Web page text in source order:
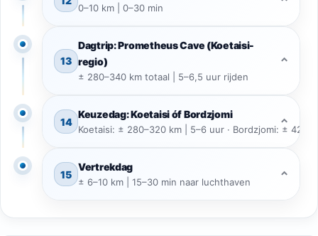
0–10 km | 0–30 min
13
Dagtrip: Prometheus Cave (Koetaisi-
regio)
± 280–340 km totaal | 5–6,5 uur rijden
⌃
14
Keuzedag: Koetaisi óf Bordzjomi
Koetaisi: ± 280–320 km | 5–6 uur · Bordzjomi: ±
⌃
15
Vertrekdag
± 6–10 km | 15–30 min naar luchthaven
⌃